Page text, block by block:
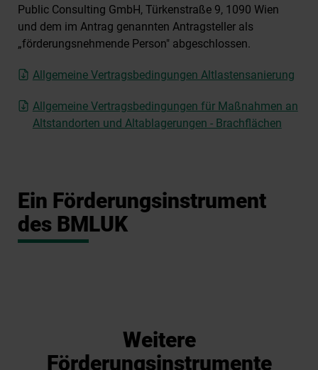
Public Consulting GmbH, Türkenstraße 9, 1090 Wien
und dem im Antrag genannten Antragsteller als
„förderungsnehmende Person" abgeschlossen.
Allgemeine Vertragsbedingungen Altlastensanierung
Allgemeine Vertragsbedingungen für Maßnahmen an
Altstandorten und Altablagerungen - Brachflächen
Ein Förderungsinstrument
des BMLUK
Weitere
Förderungsinstrumente